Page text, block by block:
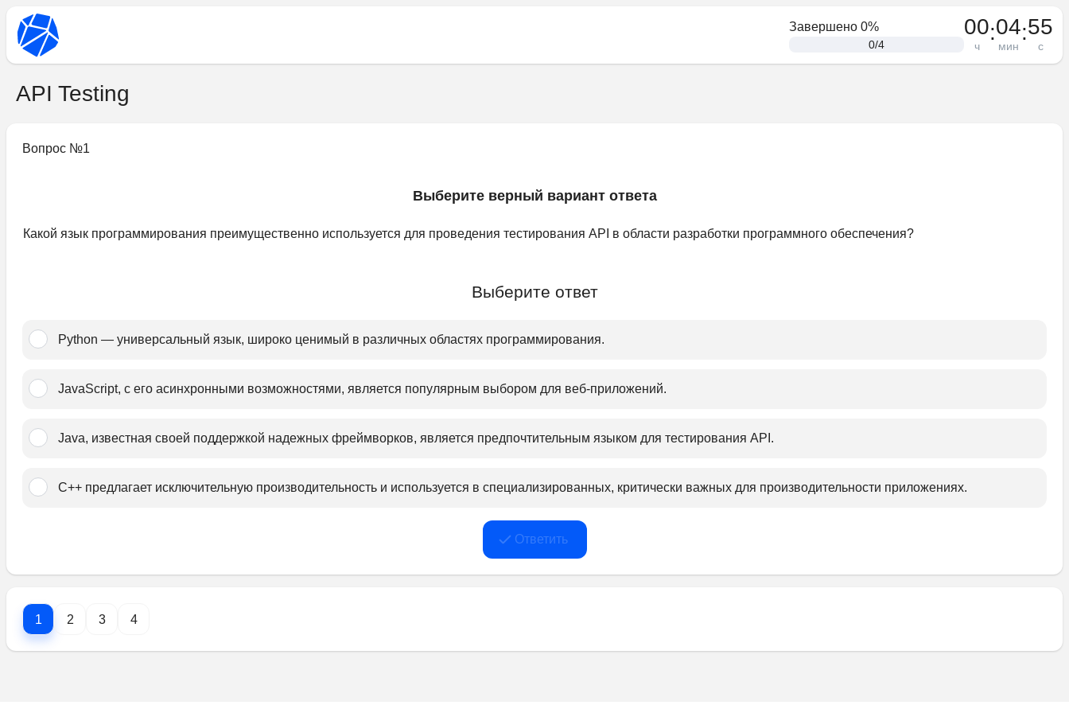
Завершено 0%
0/4
00
ч
:04
мин
:54
с
API Testing
Вопрос №1
Выберите верный вариант ответа
Какой язык программирования преимущественно используется для проведения тестирования API в области разработки программного обеспечения?﻿
Выберите ответ
Python — универсальный язык, широко ценимый в различных областях программирования.﻿
JavaScript, с его асинхронными возможностями, является популярным выбором для веб-приложений.﻿
Java, известная своей поддержкой надежных фреймворков, является предпочтительным языком для тестирования API.﻿
C++ предлагает исключительную производительность и используется в специализированных, критически важных для производительности приложениях.﻿
Ответить
1 2 3 4